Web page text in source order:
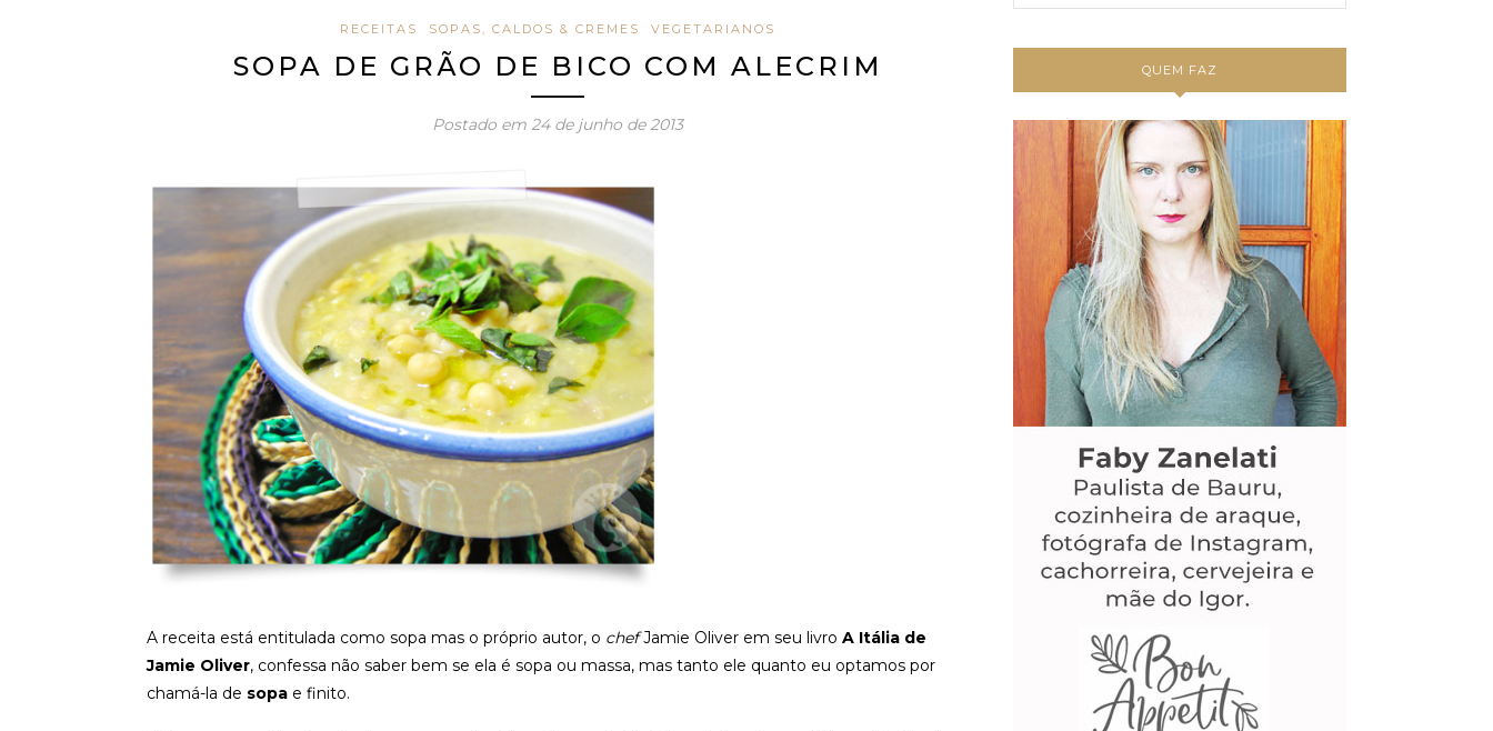
RECEITAS SOPAS, CALDOS & CREMES VEGETARIANOS
SOPA DE GRÃO DE BICO COM ALECRIM
Postado em 24 de junho de 2013
A receita está entitulada como sopa mas o próprio autor, o chefJamie Oliver em seu livro A Itália de
Jamie Oliver, confessa não saber bem se ela é sopa ou massa, mas tanto ele quanto eu optamos por
chamá-la de sopa e finito.
QUEM FAZ